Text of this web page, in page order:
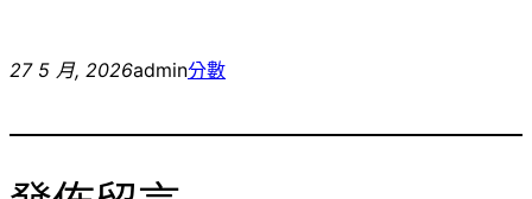
27 5 月, 2026admin分數